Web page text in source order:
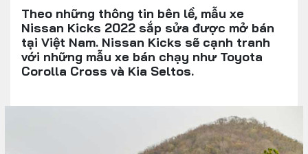
Theo những thông tin bên lề, mẫu xe
Nissan Kicks 2022 sắp sửa được mở bán
tại Việt Nam. Nissan Kicks sẽ cạnh tranh
với những mẫu xe bán chạy như Toyota
Corolla Cross và Kia Seltos.